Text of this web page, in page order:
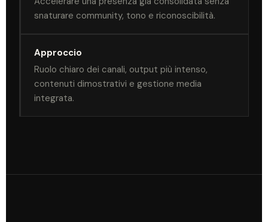
snaturare community, tono e riconoscibilità.
Approccio
Ruolo chiaro dei canali, output più intenso,
contenuti dimostrativi e gestione media
integrata.